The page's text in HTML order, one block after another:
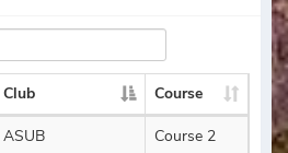
Club Course
ASUB
Course 2